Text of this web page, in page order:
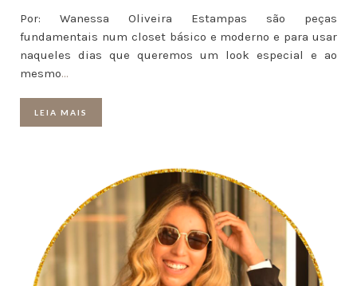
Por: Wanessa Oliveira Estampas são peças
fundamentais num closet básico e moderno e para usar
naqueles dias que queremos um look especial e ao
mesmo…
LEIA MAIS